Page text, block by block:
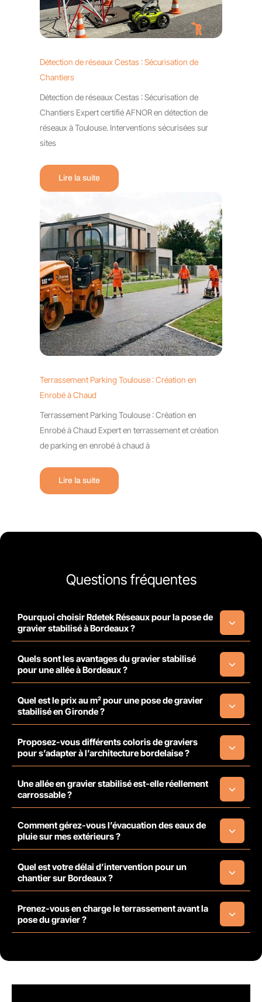
Détection de réseaux Cestas : Sécurisation de
Chantiers
Détection de réseaux Cestas : Sécurisation de
Chantiers Expert certifié AFNOR en détection de
réseaux à Toulouse. Interventions sécurisées sur
sites
Lire la suite
Terrassement Parking Toulouse : Création en
Enrobé à Chaud
Terrassement Parking Toulouse : Création en
Enrobé à Chaud Expert en terrassement et création
de parking en enrobé à chaud à
Lire la suite
Questions fréquentes
Pourquoi choisir Rdetek Réseaux pour la pose de
gravier stabilisé à Bordeaux ?
Quels sont les avantages du gravier stabilisé
pour une allée à Bordeaux ?
Quel est le prix au m² pour une pose de gravier
stabilisé en Gironde ?
Proposez-vous différents coloris de graviers
pour s’adapter à l’architecture bordelaise ?
Une allée en gravier stabilisé est-elle réellement
carrossable ?
Comment gérez-vous l’évacuation des eaux de
pluie sur mes extérieurs ?
Quel est votre délai d’intervention pour un
chantier sur Bordeaux ?
Prenez-vous en charge le terrassement avant la
pose du gravier ?